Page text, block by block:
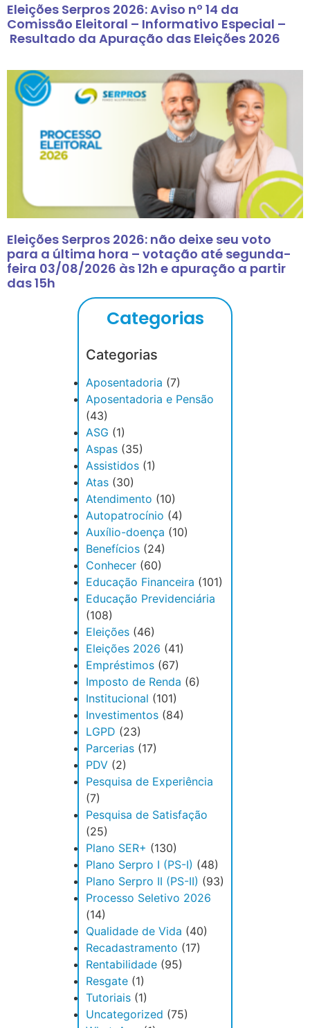
Eleições Serpros 2026: Aviso nº 14 da
Comissão Eleitoral – Informativo Especial –
Resultado da Apuração das Eleições 2026
Eleições Serpros 2026: não deixe seu voto
para a última hora – votação até segunda-
feira 03/08/2026 às 12h e apuração a partir
das 15h
Categorias
Categorias
Aposentadoria (7)
Aposentadoria e Pensão
(43)
ASG (1)
Aspas (35)
Assistidos (1)
Atas (30)
Atendimento (10)
Autopatrocínio (4)
Auxílio-doença (10)
Benefícios (24)
Conhecer (60)
Educação Financeira (101)
Educação Previdenciária
(108)
Eleições (46)
Eleições 2026 (41)
Empréstimos (67)
Imposto de Renda (6)
Institucional (101)
Investimentos (84)
LGPD (23)
Parcerias (17)
PDV (2)
Pesquisa de Experiência
(7)
Pesquisa de Satisfação
(25)
Plano SER+ (130)
Plano Serpro I (PS-I) (48)
Plano Serpro II (PS-II) (93)
Processo Seletivo 2026
(14)
Qualidade de Vida (40)
Recadastramento (17)
Rentabilidade (95)
Resgate (1)
Tutoriais (1)
Uncategorized (75)